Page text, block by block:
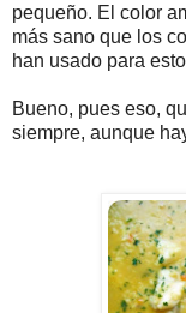
pequeño. El color
más sano que los
han usado para
Bueno, pues eso,
siempre, aunque